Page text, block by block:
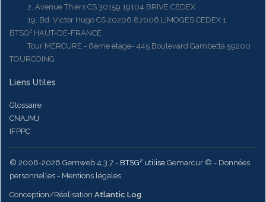
2, Avenue Thiers CS 30159 19104 BRIVE CEDEX
19, Bd. Victor Hugo CS 20206 87006 LIMOGES CEDEX 1
BTSG² HAUT-DE-FRANCE
Tour MERCURE - 6ème étage- 445 Boulevard Gambetta 59200
TOURCOING
Liens Utiles
Glossaire
CNAJMJ
IFPPC
© 2008-2026 Gemweb 4.3.7 - BTSG² utilise Gemarcur © - Données
personnelles - Mentions légales
Conception/Réalisation Atlantic Log